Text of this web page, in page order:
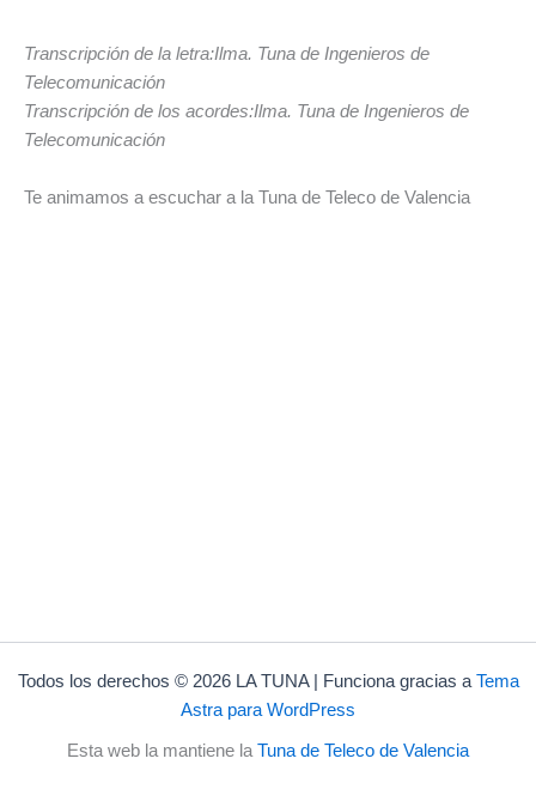
Transcripción de la letra:Ilma. Tuna de Ingenieros de
Telecomunicación
Transcripción de los acordes:Ilma. Tuna de Ingenieros de
Telecomunicación
Te animamos a escuchar a la Tuna de Teleco de Valencia
Todos los derechos © 2026 LA TUNA | Funciona gracias a Tema
Astra para WordPress
Esta web la mantiene la Tuna de Teleco de Valencia